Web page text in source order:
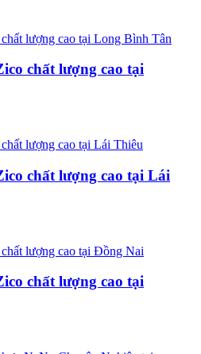
chất lượng cao tại
chất lượng cao tại Lái
chất lượng cao tại